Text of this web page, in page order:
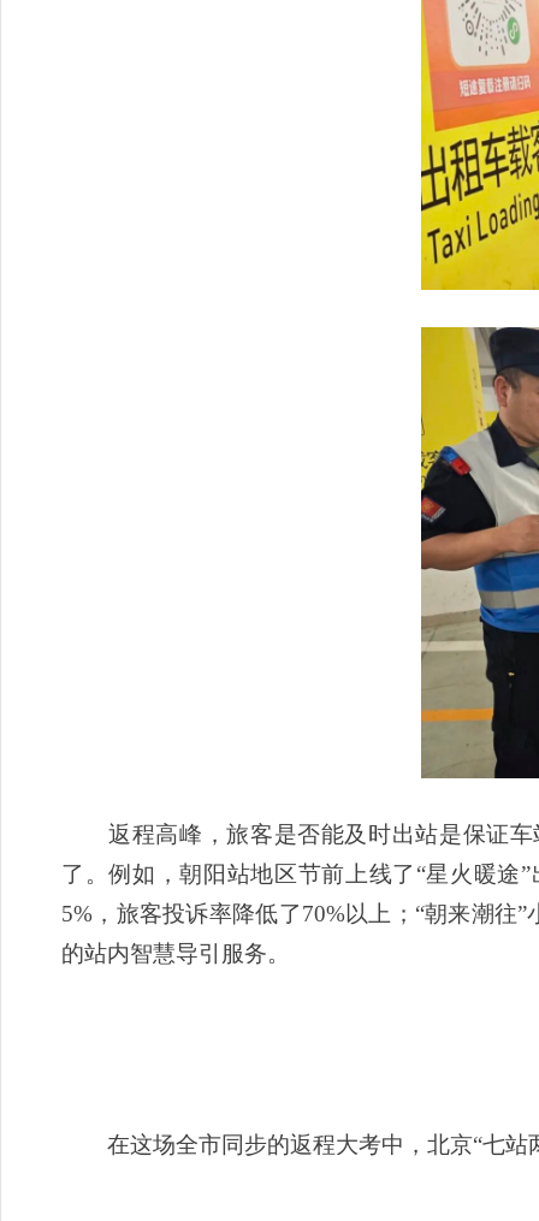
返程高峰，旅客是否能及时出站是保证车
了。例如，朝阳站地区节前上线了“星火暖途
5%，旅客投诉率降低了70%以上；“朝来潮往
的站内智慧导引服务。
在这场全市同步的返程大考中，北京“七站